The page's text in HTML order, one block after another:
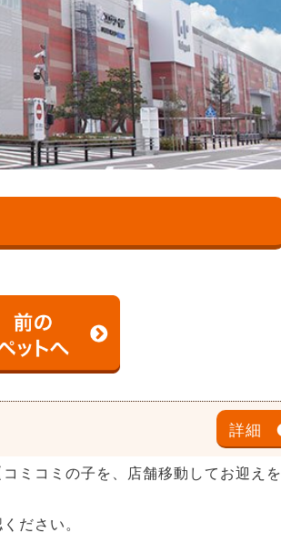
詳細
ミコミの子を、店舗移動してお迎えを
ださい。